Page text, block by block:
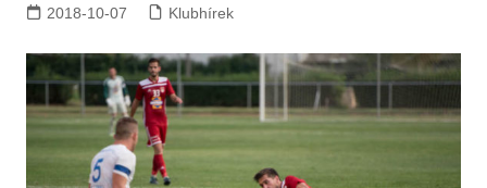
2018-10-07 Klubhírek